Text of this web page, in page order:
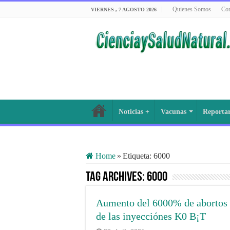
VIERNES , 7 AGOSTO 2026 Quienes Somos
Noticias + Vacunas
Home » Etiqueta: 6000
Tag Archives:6000
Aumento del 6000% de
de las inyecciónes K0 B¡T